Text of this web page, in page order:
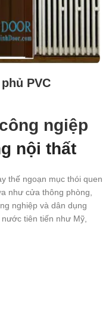
PVC
ngiệp
nội thất
thế ngoạn mục thói quen
như cửa thông phòng,
nghiệp và dân dụng
tiên tiến như Mỹ,